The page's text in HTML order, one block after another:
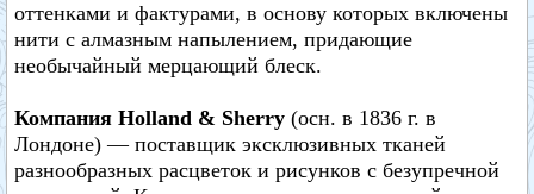
оттенками и фактурами, в основу которых включены
нити с алмазным напылением, придающие
необычайный мерцающий блеск.
Компания Holland & Sherry (осн. в 1836 г. в
Лондоне) — поставщик эксклюзивных тканей
разнообразных расцветок и рисунков с безупречной